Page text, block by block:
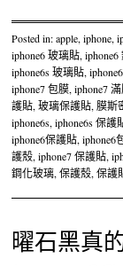
Posted in:apple,iphone,
iphone6 玻璃貼,
iphone6s 玻璃貼,
iphone7 包膜,iphone7
護貼,玻璃保護貼,膜斯
iphone6s,iphone6s 保護
iphone6保護貼,iphone6
護殼,iphone7 保護貼,
鋼化玻璃,保護殼,保護
曜石黑真